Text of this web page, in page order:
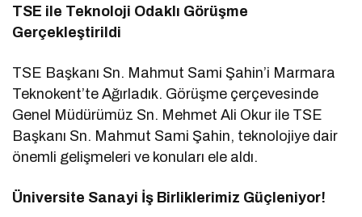
TSE ile Teknoloji Odaklı Görüşme
Gerçekleştirildi
TSE Başkanı Sn. Mahmut Sami Şahin’i Marmara
Teknokent’te Ağırladık. Görüşme çerçevesinde
Genel Müdürümüz Sn. Mehmet Ali Okur ile TSE
Başkanı Sn. Mahmut Sami Şahin, teknolojiye dair
önemli gelişmeleri ve konuları ele aldı.
Üniversite Sanayi İş Birliklerimiz Güçleniyor!